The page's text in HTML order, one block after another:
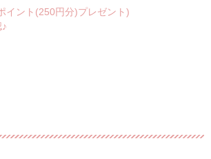
イント(250円分)プレゼント)